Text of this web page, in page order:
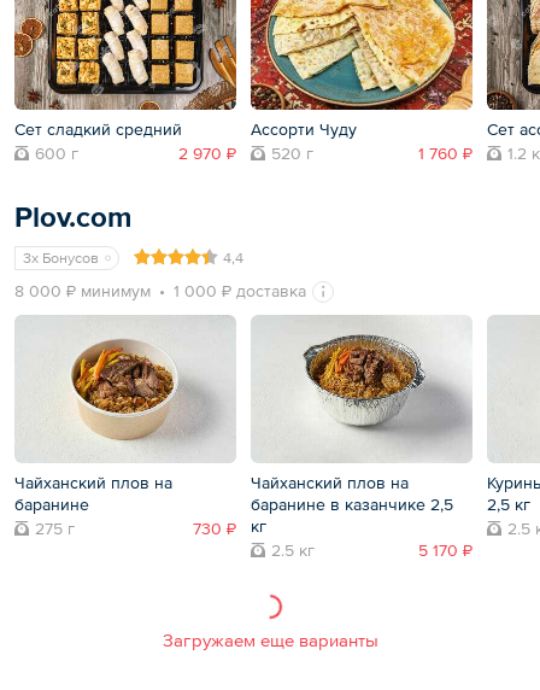
Сет сладкий средний
600 г
2 970 ₽
Ассорти Чуду
520 г
1 760 ₽
Сет
1.2
Plov.com
3x Бонусов 4,4
8 000 ₽ минимум 1 000 ₽ доставка
Чайханский плов на
баранине
275 г
730 ₽
Чайханский плов на
баранине в казанчике 2,5
кг
2.5 кг
5 170 ₽
2,5 кг
2.5
Загружаем еще варианты